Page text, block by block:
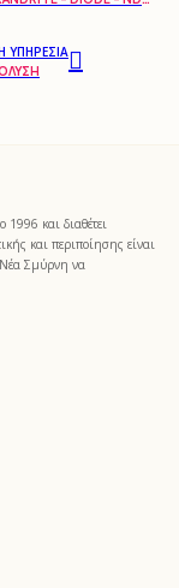
ΥΠΗΡΕΣΊΑ
και διαθέτει
και περιποίησης είναι
Σμύρνη να